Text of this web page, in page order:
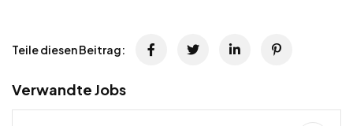
Teile diesen Beitrag:
Verwandte Jobs